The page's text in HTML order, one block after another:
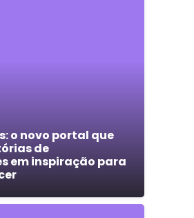
o novo portal que
de
em inspiração para